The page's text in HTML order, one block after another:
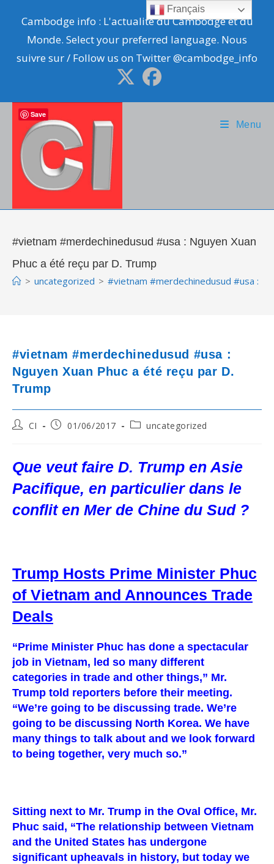
content
Cambodge info : L'actualité du Cambodge et du
Monde. Select your preferred language. Nous
suivre sur / Follow us on Twitter @cambodge_info
Menu
#vietnam #merdechinedusud #usa : Nguyen Xuan
Phuc a été reçu par D. Trump
> uncategorized > #vietnam #merdechinedusud #usa :
#vietnam #merdechinedusud #usa :
Nguyen Xuan Phuc a été reçu par D.
Trump
PostCI
Post01/06/2017
Postuncategorized
Que veut faire D. Trump en Asie
Pacifique, en particulier dans le
conflit en Mer de Chine du Sud ?
Trump Hosts Prime Minister Phuc
of Vietnam and Announces Trade
Deals
“Prime Minister Phuc has done a spectacular
job in Vietnam, led so many different
categories in trade and other things,” Mr.
Trump told reporters before their meeting.
“We’re going to be discussing trade. We’re
going to be discussing North Korea. We have
many things to talk about and we look forward
to being together, very much so.”
Sitting next to Mr. Trump in the Oval Office, Mr.
Phuc said, “The relationship between Vietnam
and the United States has undergone
significant upheavals in history, but today we
Français
Save